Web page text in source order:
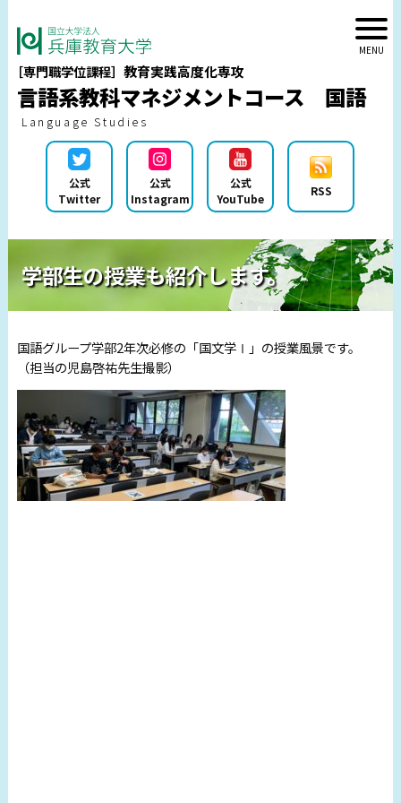
［専門職学位課程］ 教育実践高度化専攻
言語系教科マネジメントコース 国語
Language Studies
公式
Twitter
公式
Instagram
公式
YouTube
RSS
学部生の授業も紹介します。
国語グループ学部2年次必修の「国文学Ⅰ」の授業風景です。
（担当の児島啓祐先生撮影）